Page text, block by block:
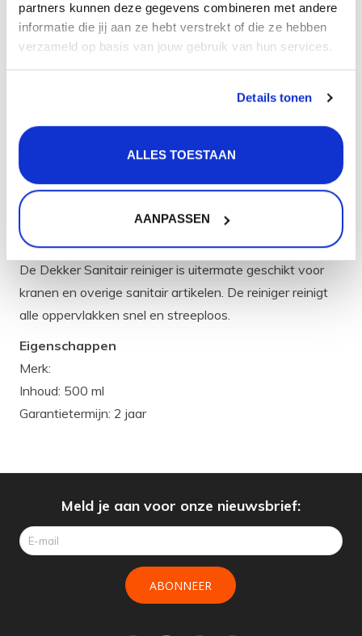
partners kunnen deze gegevens combineren met andere
informatie die jij aan ze hebt verstrekt of die ze hebben
verzameld op basis van jouw gebruik van hun services.
Details tonen
ALLES TOESTAAN
AANPASSEN
Aan verlanglijst toevoegen
30 dagenbedenktijd
heel Nederlanden België
Product informatie
De Dekker Sanitair reiniger is uitermate geschikt voor
kranen en overige sanitair artikelen. De reiniger reinigt
alle oppervlakken snel en streeploos.
Eigenschappen
Merk:
Inhoud: 500 ml
Garantietermijn: 2 jaar
Meld je aan voor onze nieuwsbrief:
ABONNEER